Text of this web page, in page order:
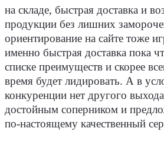
на складе, быстрая доставка и
продукции без лишних
ориентирование на сайте тоже
именно быстрая доставка пока
списке преимуществ и скорее
время будет лидировать. А в
конкуренции нет другого
достойным соперником и
по-настоящему качественный